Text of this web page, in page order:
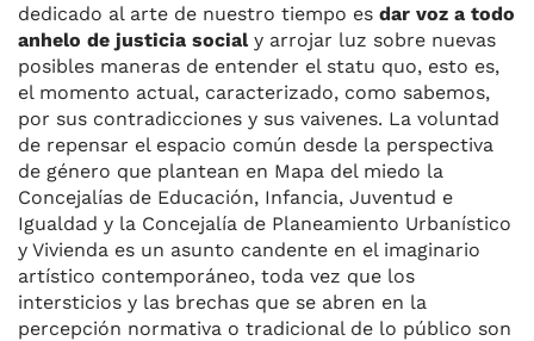
dedicado al arte de nuestro tiempo es dar voz a todo
anhelo de justicia socialy arrojar luz sobre nuevas
posibles maneras de entender el statu quo, esto es,
el momento actual, caracterizado, como sabemos,
por sus contradicciones y sus vaivenes. La voluntad
de repensar el espacio común desde la perspectiva
de género que plantean en Mapa del miedo la
Concejalías de Educación, Infancia, Juventud e
Igualdad y la Concejalía de Planeamiento Urbanístico
y Vivienda es un asunto candente en el imaginario
artístico contemporáneo, toda vez que los
intersticios y las brechas que se abren en la
percepción normativa o tradicional de lo público son